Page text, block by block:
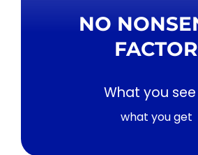
NO
FACTOR
What you see
what you get